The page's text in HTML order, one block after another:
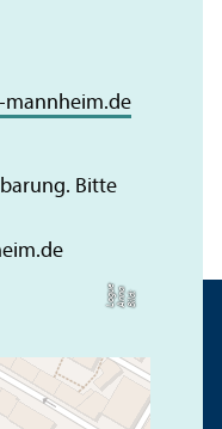
Bil
d:
A
n
n
aL
o
g
u
e
mannheim.de
Bitte